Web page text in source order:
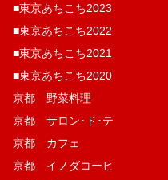
■東京あちこち2023
■東京あちこち2022
■東京あちこち2021
■東京あちこち2020
京都 野菜料理
京都 サロン･ド･テ
京都 カフェ
京都 イノダコーヒ